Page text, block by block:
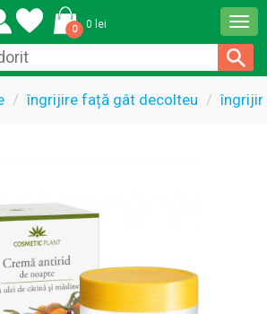
0 0 lei
îngrijire față gât decolteu